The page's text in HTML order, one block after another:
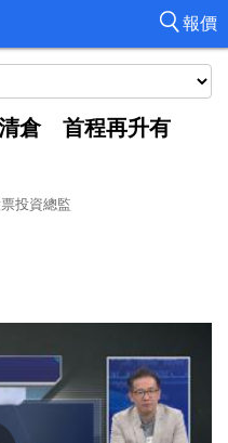
報價
清倉 首程再升有
投資總監